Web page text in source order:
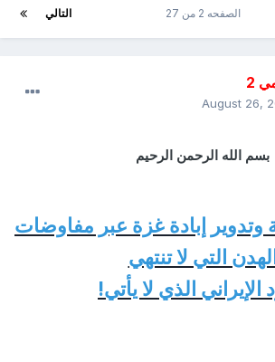
التالي الصفحه 2 من 27
2
August 26,
بسم الله الرحمن الرحيم
وتدوير إبادة غزة عبر مفاوضات
التي لا تنتهي
الإيراني الذي لا يأتي!